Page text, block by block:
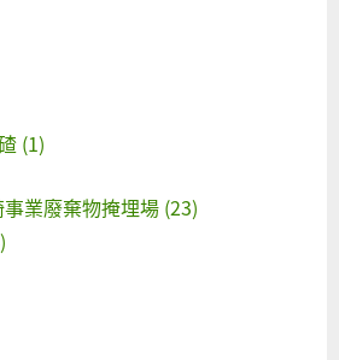
(1)
業廢棄物掩埋場 (23)